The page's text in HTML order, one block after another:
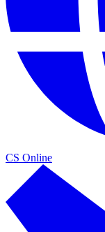
CS Online